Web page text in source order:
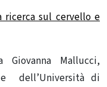
ricerca sul cervello e
Mallucci,
e dell’Università di